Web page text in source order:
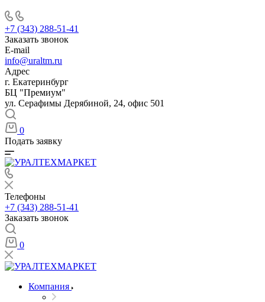
+7 (343) 288-51-41
Заказать звонок
E-mail
info@uraltm.ru
Адрес
г. Екатеринбург
БЦ "Премиум"
ул. Серафимы Дерябиной, 24, офис 501
0
Подать заявку
Телефоны
+7 (343) 288-51-41
Заказать звонок
0
Компания